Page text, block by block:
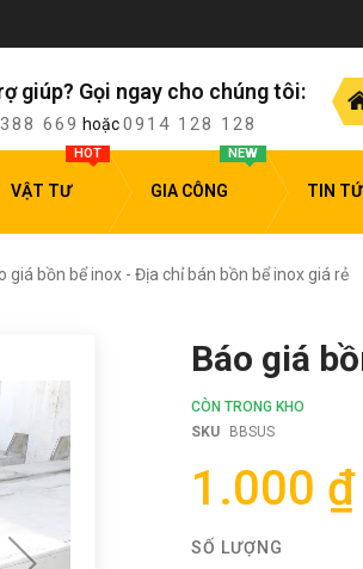
giúp? Gọi ngay cho chúng tôi:
669 hoặc0914 128 128
VẬT TƯ
HOT
GIA CÔNG
NEW
TIN
giá bồn bể inox - Địa chỉ bán bồn bể inox giá rẻ
Báo giá
CÒN TRONG KHO
SKU
BBSUS
1.000 ₫
SỐ LƯỢNG